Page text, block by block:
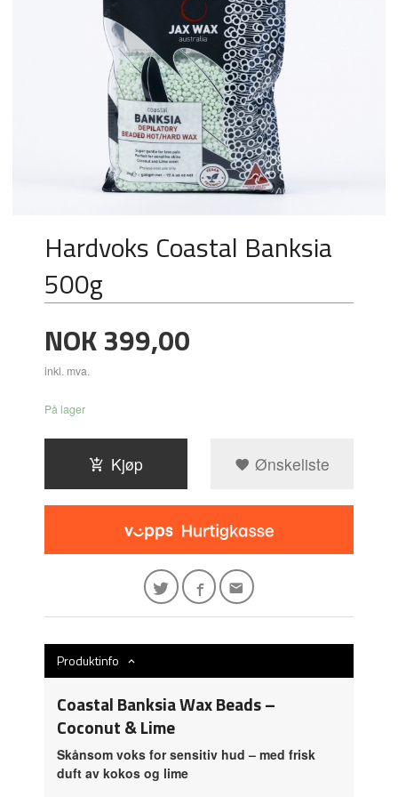
Hardvoks Coastal Banksia
500g
Pris
NOK399,00
inkl. mva.
På lager
Kjøp Ønskeliste
Produktinfo
Coastal Banksia Wax Beads –
Coconut & Lime
Skånsom voks for sensitiv hud – med frisk
duft av kokos og lime